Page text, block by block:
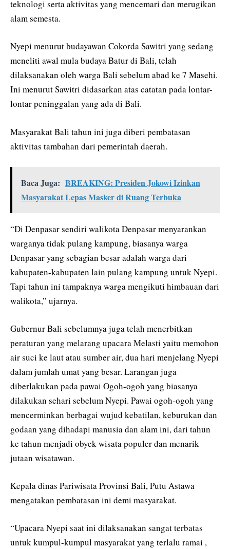
teknologi serta aktivitas yang mencemari dan merugikan
alam semesta.
Nyepi menurut budayawan Cokorda Sawitri yang sedang
meneliti awal mula budaya Batur di Bali, telah
dilaksanakan oleh warga Bali sebelum abad ke 7 Masehi.
Ini menurut Sawitri didasarkan atas catatan pada lontar-
lontar peninggalan yang ada di Bali.
Masyarakat Bali tahun ini juga diberi pembatasan
aktivitas tambahan dari pemerintah daerah.
Baca Juga: BREAKING: Presiden Jokowi Izinkan
Masyarakat Lepas Masker di Ruang Terbuka
“Di Denpasar sendiri walikota Denpasar menyarankan
warganya tidak pulang kampung, biasanya warga
Denpasar yang sebagian besar adalah warga dari
kabupaten-kabupaten lain pulang kampung untuk Nyepi.
Tapi tahun ini tampaknya warga mengikuti himbauan dari
walikota,” ujarnya.
Gubernur Bali sebelumnya juga telah menerbitkan
peraturan yang melarang upacara Melasti yaitu memohon
air suci ke laut atau sumber air, dua hari menjelang Nyepi
dalam jumlah umat yang besar. Larangan juga
diberlakukan pada pawai Ogoh-ogoh yang biasanya
dilakukan sehari sebelum Nyepi. Pawai ogoh-ogoh yang
mencerminkan berbagai wujud kebatilan, keburukan dan
godaan yang dihadapi manusia dan alam ini, dari tahun
ke tahun menjadi obyek wisata populer dan menarik
jutaan wisatawan.
Kepala dinas Pariwisata Provinsi Bali, Putu Astawa
mengatakan pembatasan ini demi masyarakat.
“Upacara Nyepi saat ini dilaksanakan sangat terbatas
untuk kumpul-kumpul masyarakat yang terlalu ramai ,